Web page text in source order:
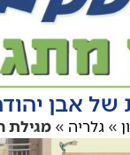
אבן
» גלריה » מגילת